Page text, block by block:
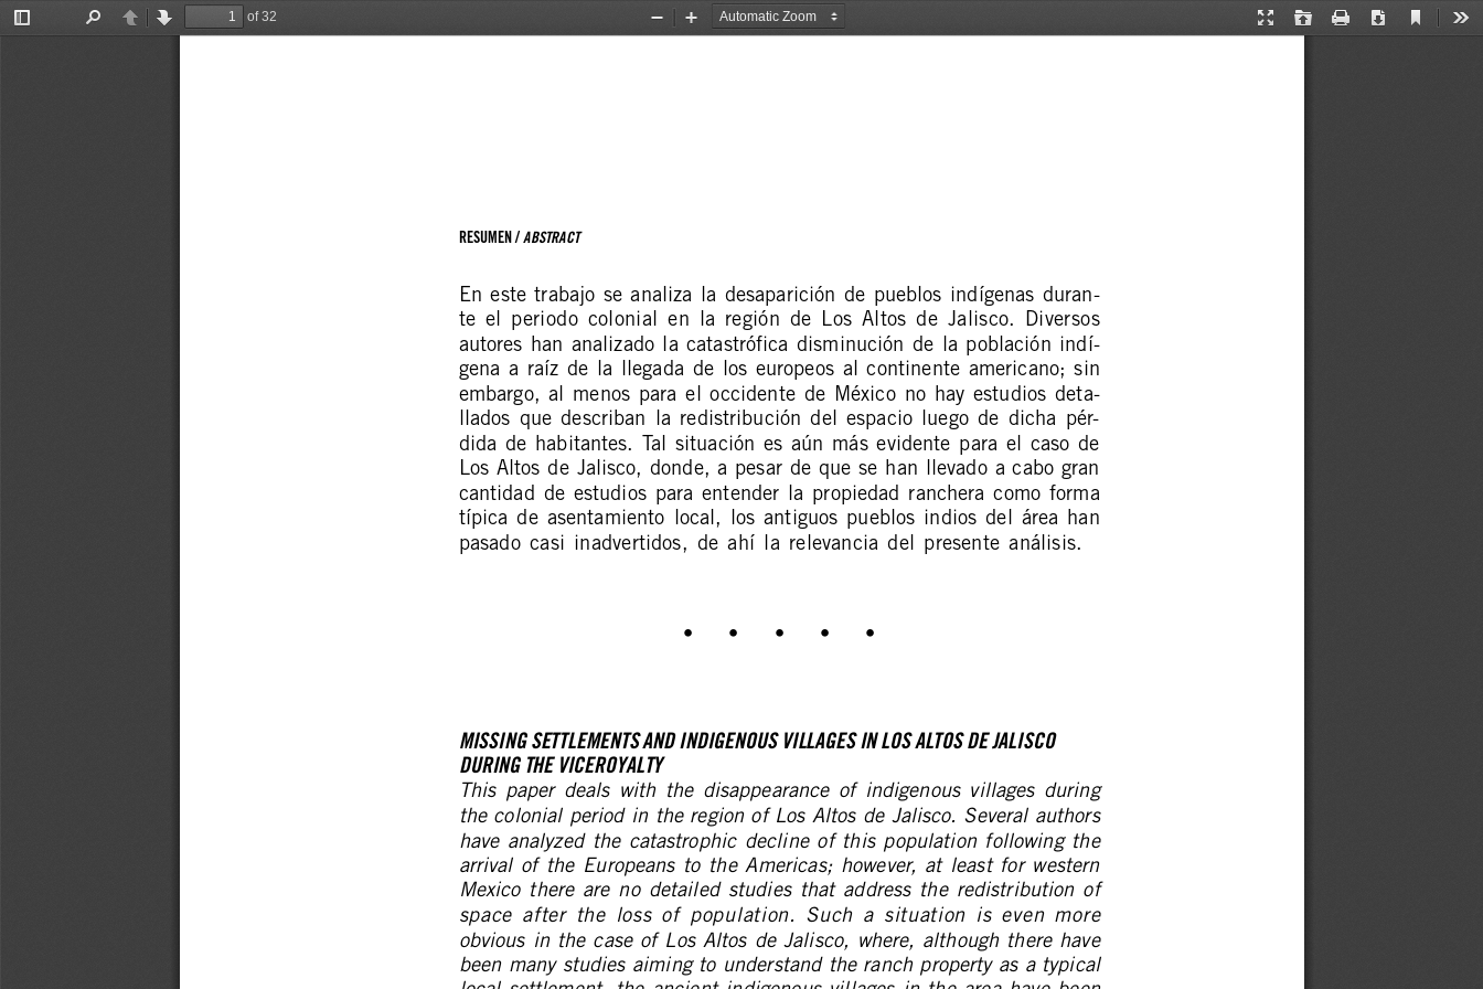
Toggle
PreviousNext
of 32
Presentation
Open Print Download
Current
Zoom
Zoom
•     •     •     •     •
RESUMEN / ABSTRACT
En  este  trabajo  se  analiza  la  desaparición  de  pueblos  indígenas  duran-
te  el  periodo  colonial  en  la  región  de  Los  Altos  de  Jalisco.  Diversos
autores  han  analizado  la  catastrófica  disminución  de  la  población  indí-
gena  a  raíz  de  la  llegada  de  los  europeos  al  continente  americano;  sin
embargo,  al  menos  para  el  occidente  de  México  no  hay  estudios  deta-
llados  que  describan  la  redistribución  del  espacio  luego  de  dicha  pér-
dida  de  habitantes.  Tal  situación  es  aún  más  evidente  para  el  caso  de
Los Altos de Jalisco, donde, a pesar de que se han llevado a cabo gran
cantidad  de  estudios  para  entender  la  propiedad  ranchera  como  forma
típica  de  asentamiento  local,  los  antiguos  pueblos  indios  del  área  han
pasado  casi  inadvertidos,  de  ahí  la  relevancia  del  presente  análisis.
MISSING SETTLEMENTS AND INDIGENOUS VILLAGES IN LOS ALTOS DE JALISCO
DURING THE VICEROYALTY
This  paper  deals  with  the  disappearance  of  indigenous  villages  during
the colonial period in the region of Los Altos de Jalisco. Several authors
have  analyzed  the  catastrophic  decline  of  this  population  following  the
arrival  of  the  Europeans  to  the  Americas;  however,  at  least  for  western
Mexico  there  are  no  detailed  studies  that  address  the  redistribution  of
space  after  the  loss  of  population.  Such  a  situation  is  even  more
obvious in the case of Los Altos de Jalisco, where, although there have
been many studies aiming to understand the ranch property as a typical